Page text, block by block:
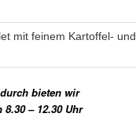
mit feinem Kartoffel-
bieten wir
– 12.30 Uhr